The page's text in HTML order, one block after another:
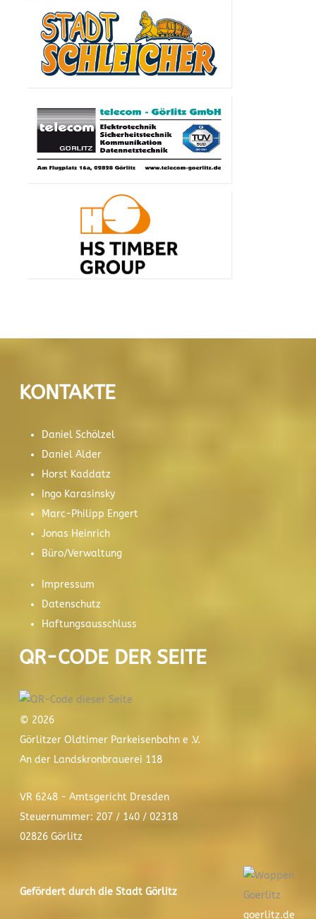
KONTAKTE
Daniel Schölzel
Daniel Alder
Horst Kaddatz
Ingo Karasinsky
Marc-Philipp Engert
Jonas Heinrich
Büro/Verwaltung
Impressum
Datenschutz
Haftungsausschluss
QR-CODE DER SEITE
© 2026
Görlitzer Oldtimer Parkeisenbahn e .V.
An der Landskronbrauerei 118
VR 6248 - Amtsgericht Dresden
Steuernummer: 207 / 140 / 02318
02826 Görlitz
Gefördert durch die Stadt Görlitz
goerlitz.de